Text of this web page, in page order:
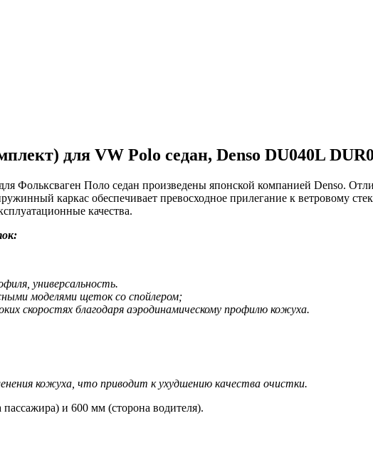
для VW Polo седан, Denso DU040L
Фольксваген Поло седан произведены японской компанией Denso.
каркас обеспечивает превосходное прилегание к ветровому
качества.
универсальность.
моделями щеток со спойлером;
скоростях благодаря аэродинамическому профилю кожуха.
кожуха, что приводит к ухудшению качества очистки.
и 600 мм (сторона водителя).